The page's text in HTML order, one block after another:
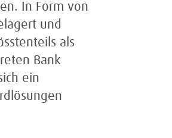
In Form von
und
als
Bank
ein